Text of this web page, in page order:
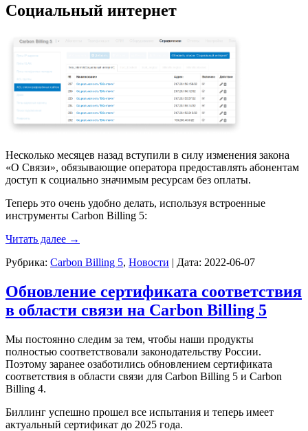
Социальный интернет
Несколько месяцев назад вступили в силу изменения закона
«О Связи», обязывающие оператора предоставлять абонентам
доступ к социально значимым ресурсам без оплаты.
Теперь это очень удобно делать, используя встроенные
инструменты Carbon Billing 5:
Читать далее →
Рубрика: Carbon Billing 5, Новости | Дата: 2022-06-07
Обновление сертификата соответствия
в области связи на Carbon Billing 5
Мы постоянно следим за тем, чтобы наши продукты
полностью соответствовали законодательству России.
Поэтому заранее озаботились обновлением сертификата
соответствия в области связи для Carbon Billing 5 и Carbon
Billing 4.
Биллинг успешно прошел все испытания и теперь имеет
актуальный сертификат до 2025 года.